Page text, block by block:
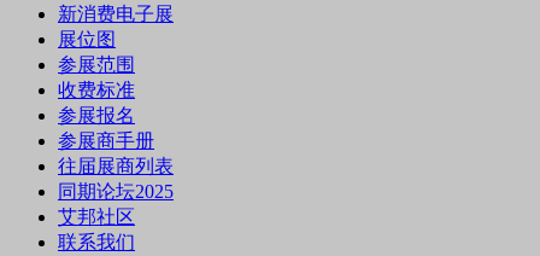
新消费电子展
展位图
参展范围
收费标准
参展报名
参展商手册
往届展商列表
同期论坛2025
艾邦社区
联系我们